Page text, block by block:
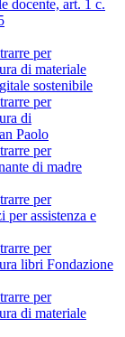
docente, art. 1 c.
per
di materiale
sostenibile
per
di
Paolo
per
di madre
per
assistenza e
per
libri Fondazione
per
di materiale